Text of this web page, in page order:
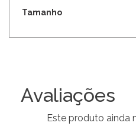
Tamanho
Avaliações
Este produto ainda